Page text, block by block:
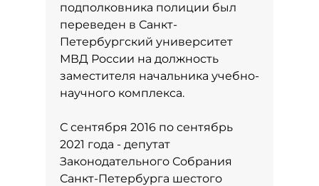
подполковника полиции был
переведен в Санкт-
Петербургский университет
МВД России на должность
заместителя начальника учебно-
научного комплекса.
С сентября 2016 по сентябрь
2021 года - депутат
Законодательного Собрания
Санкт-Петербурга шестого